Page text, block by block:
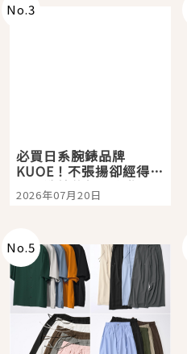
No.3
必買日系腕錶品牌
KUOE！不張揚卻經得起
時間洗鍊的經典之作五
選
2026年07月20日
No.5